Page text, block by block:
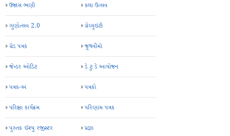
ઉજાસ ભણી કલા ઉત્સવ
ગુણોત્સવ 2.0 ગ્રેચ્યુઇટી
ગ્રેડ પત્રક જૂથવીમો
જેન્ડર ઓડિટ ડે ટુ ડે આયોજન
પત્રક-અ પત્રકો
પરિક્ષા કાર્યક્રમ પરિણામ પત્રક
પુસ્તક ઈશ્યુ રજીસ્ટર પ્રજ્ઞા